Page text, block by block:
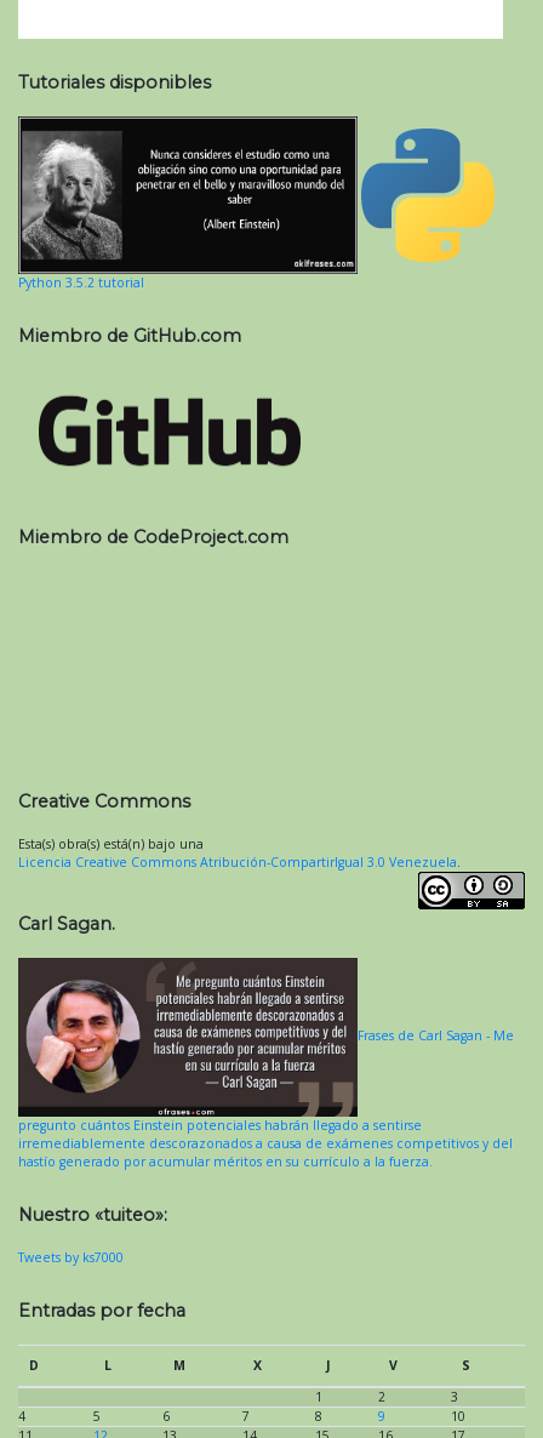
Tutoriales disponibles
Python 3.5.2 tutorial
Miembro de GitHub.com
Miembro de CodeProject.com
Creative Commons
Esta(s) obra(s) está(n) bajo una
Licencia Creative Commons Atribución-CompartirIgual 3.0 Venezuela
Carl Sagan.
Frases de Carl Sagan - Me
pregunto cuántos Einstein potenciales habrán llegado a sentirse
irremediablemente descorazonados a causa de exámenes competitivos y del
hastío generado por acumular méritos en su currículo a la fuerza.
Nuestro «tuiteo»:
Tweets by ks7000
Entradas por fecha
D L M X J V
S
1
2
3
4
5 6 7 8 9
10